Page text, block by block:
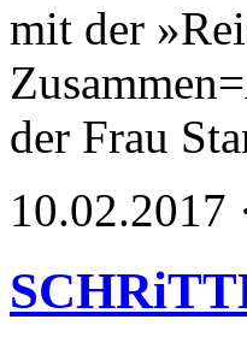
mit der
der Frau
10.02.2017